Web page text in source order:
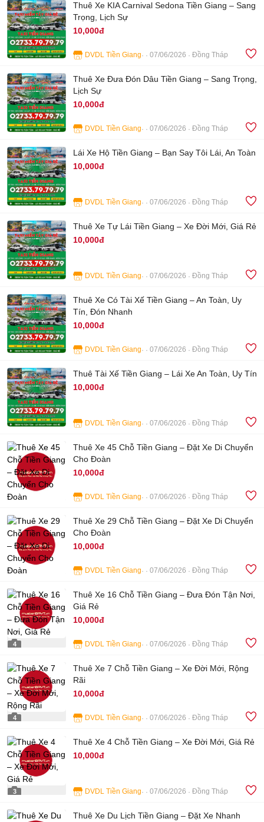
Thuê Xe KIA Carnival Sedona Tiền Giang – Sang
Trọng, Lịch Sự
10,000đ
DVDL Tiền Giang 07/06/2026 Đồng Tháp
Thuê Xe Đưa Đón Dâu Tiền Giang – Sang Trọng,
Lịch Sự
10,000đ
DVDL Tiền Giang 07/06/2026 Đồng Tháp
Lái Xe Hộ Tiền Giang – Bạn Say Tôi Lái, An Toàn
10,000đ
DVDL Tiền Giang 07/06/2026 Đồng Tháp
Thuê Xe Tự Lái Tiền Giang – Xe Đời Mới, Giá Rẻ
10,000đ
DVDL Tiền Giang 07/06/2026 Đồng Tháp
Thuê Xe Có Tài Xế Tiền Giang – An Toàn, Uy
Tín, Đón Nhanh
10,000đ
DVDL Tiền Giang 07/06/2026 Đồng Tháp
Thuê Tài Xế Tiền Giang – Lái Xe An Toàn, Uy Tín
10,000đ
DVDL Tiền Giang 07/06/2026 Đồng Tháp
Thuê Xe 45 Chỗ Tiền Giang – Đặt Xe Di Chuyển
Cho Đoàn
10,000đ
DVDL Tiền Giang 07/06/2026 Đồng Tháp
Thuê Xe 29 Chỗ Tiền Giang – Đặt Xe Di Chuyển
Cho Đoàn
10,000đ
DVDL Tiền Giang 07/06/2026 Đồng Tháp
4
Thuê Xe 16 Chỗ Tiền Giang – Đưa Đón Tận Nơi,
Giá Rẻ
10,000đ
DVDL Tiền Giang 07/06/2026 Đồng Tháp
4
Thuê Xe 7 Chỗ Tiền Giang – Xe Đời Mới, Rộng
Rãi
10,000đ
DVDL Tiền Giang 07/06/2026 Đồng Tháp
3
Thuê Xe 4 Chỗ Tiền Giang – Xe Đời Mới, Giá Rẻ
10,000đ
DVDL Tiền Giang 07/06/2026 Đồng Tháp
Thuê Xe Du Lịch Tiền Giang – Đặt Xe Nhanh